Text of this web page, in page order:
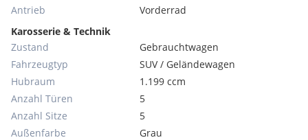
Antrieb
Vorderrad
Karosserie & Technik
Zustand
Gebrauchtwagen
Fahrzeugtyp
SUV / Geländewagen
Hubraum
1.199 ccm
Anzahl Türen
5
Anzahl Sitze
5
Außenfarbe
Grau